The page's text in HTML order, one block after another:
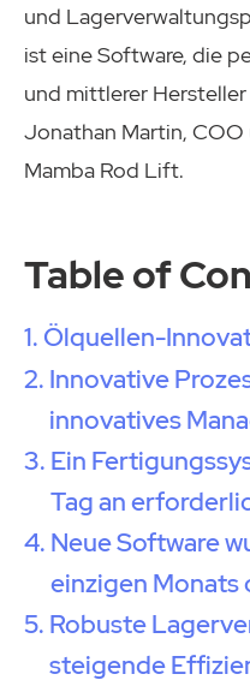
und
ist eine Software, die
und mittlerer
Jonathan Martin,
Mamba Rod Lift.
Table of
Ölquellen-
Innovative
innovatives
Ein
Tag an
Neue Software
einzigen
Robuste
steigende